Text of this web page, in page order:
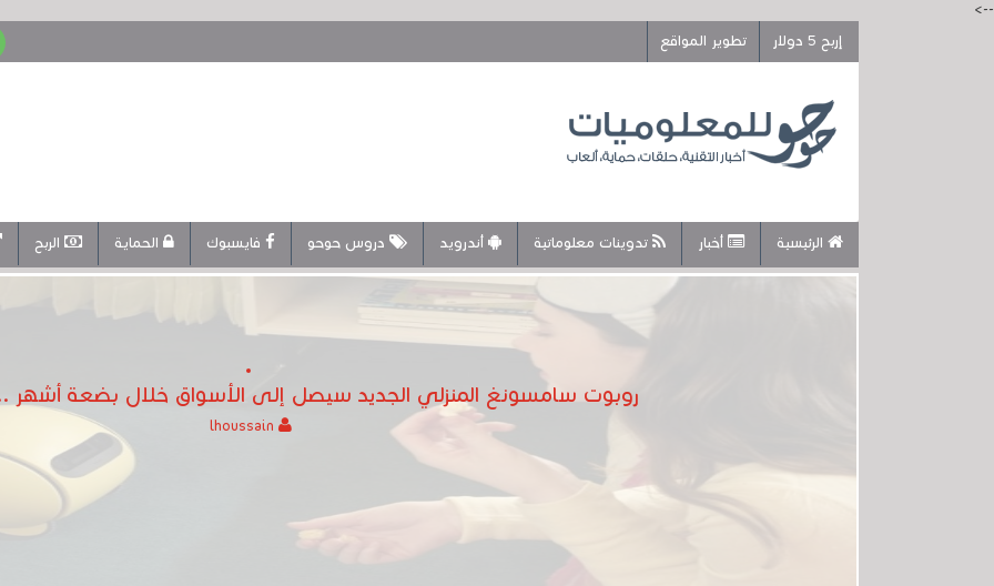
-->
إربح 5 دولار
تطوير المواقع
الرئيسية أخبار تدوينات معلوماتية أندرويد دروس حوحو فايسبوك الحماية الربح
روبوت سامسونغ المنزلي الجديد سيصل إلى الأسواق خلال بضعة أشهر